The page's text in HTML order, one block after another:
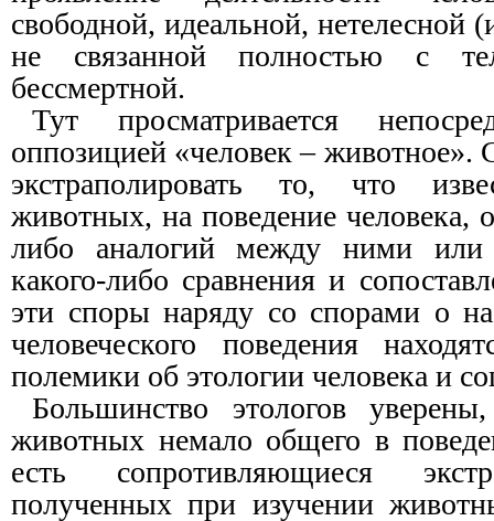
свободной, идеальной, нетелесной
не связанной полностью с
бессмертной.
Тут просматривается
оппозицией «человек –
экстраполировать то, что
животных, на поведение человека,
либо аналогий между ними или
какого-либо сравнения и
эти споры наряду со спорами о
человеческого поведения
полемики об этологии человека и
Большинство этологов
животных немало общего в
есть сопротивляющиеся
полученных при изучении